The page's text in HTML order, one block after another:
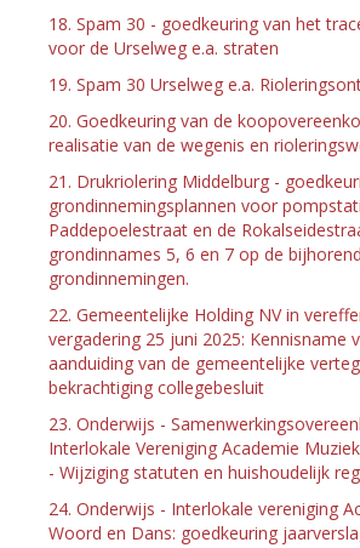
18. Spam 30 - goedkeuring van het
voor de Urselweg e.a. straten
19. Spam 30 Urselweg e.a.
20. Goedkeuring van de
realisatie van de wegenis en
21. Drukriolering Middelburg -
grondinnemingsplannen voor
Paddepoelestraat en de
grondinnames 5, 6 en 7 op de
grondinnemingen.
22. Gemeentelijke Holding NV in
vergadering 25 juni 2025: Kennisname
aanduiding van de gemeentelijke
bekrachtiging collegebesluit
23. Onderwijs -
Interlokale Vereniging Academie
- Wijziging statuten en huishoudelijk
24. Onderwijs - Interlokale vereniging
Woord en Dans: goedkeuring